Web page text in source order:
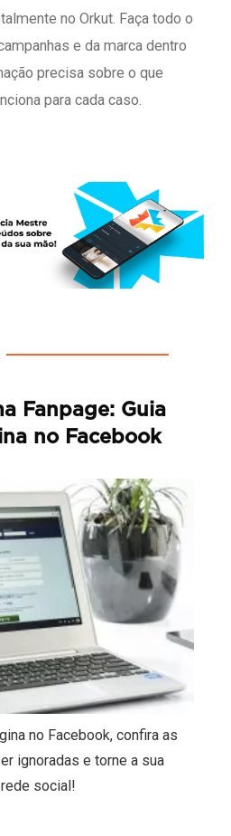
no Orkut. Faça todo o
e da marca dentro
precisa sobre o que
para cada caso.
Fanpage: Guia
no Facebook
no Facebook, confira as
ignoradas e torne a sua
social!